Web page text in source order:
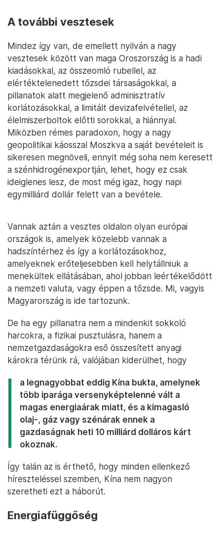
A további vesztesek
Mindez így van, de emellett nyilván a nagy
vesztesek között van maga Oroszország is a hadi
kiadásokkal, az összeomló rubellel, az
elértéktelenedett tőzsdei társaságokkal, a
pillanatok alatt megjelenő adminisztratív
korlátozásokkal, a limitált devizafelvétellel, az
élelmiszerboltok előtti sorokkal, a hiánnyal.
Miközben rémes paradoxon, hogy a nagy
geopolitikai káosszal Moszkva a saját bevételeit is
sikeresen megnöveli, ennyit még soha nem keresett
a szénhidrogénexportján, lehet, hogy ez csak
ideiglenes lesz, de most még igaz, hogy napi
egymilliárd dollár felett van a bevétele.
Vannak aztán a vesztes oldalon olyan európai
országok is, amelyek közelebb vannak a
hadszíntérhez és így a korlátozásokhoz,
amelyeknek erőteljesebben kell helytállniuk a
menekültek ellátásában, ahol jobban leértékelődött
a nemzeti valuta, vagy éppen a tőzsde. Mi, vagyis
Magyarország is ide tartozunk.
De ha egy pillanatra nem a mindenkit sokkoló
harcokra, a fizikai pusztulásra, hanem a
nemzetgazdaságokra eső összesített anyagi
károkra térünk rá, valójában kiderülhet, hogy
a legnagyobbat eddig Kína bukta, amelynek
több iparága versenyképtelenné vált a
magas energiaárak miatt, és a kimagasló
olaj-, gáz vagy szénárak ennek a
gazdaságnak heti 10 milliárd dolláros kárt
okoznak.
Így talán az is érthető, hogy minden ellenkező
híreszteléssel szemben, Kína nem nagyon
szeretheti ezt a háborút.
Energiafüggőség